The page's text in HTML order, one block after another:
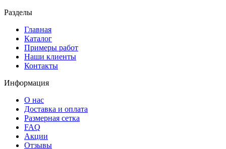
Разделы
Главная
Каталог
Примеры работ
Наши клиенты
Контакты
Информация
О нас
Доставка и оплата
Размерная сетка
FAQ
Акции
Отзывы